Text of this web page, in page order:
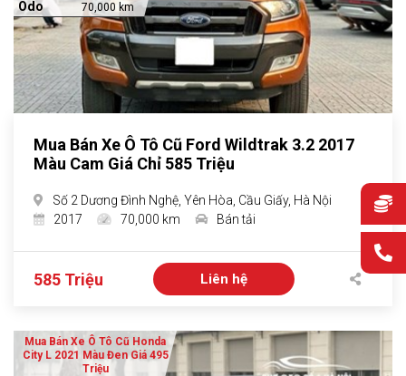
Odo 70,000 km
Mua Bán Xe Ô Tô Cũ Ford Wildtrak 3.2 2017
Màu Cam Giá Chỉ 585 Triệu
Số 2 Dương Đình Nghệ, Yên Hòa, Cầu Giấy, Hà Nội
2017
70,000 km Bán tải
585 Triệu Liên hệ
Mua Bán Xe Ô Tô Cũ Honda
City L 2021 Màu Đen Giá 495
Triệu